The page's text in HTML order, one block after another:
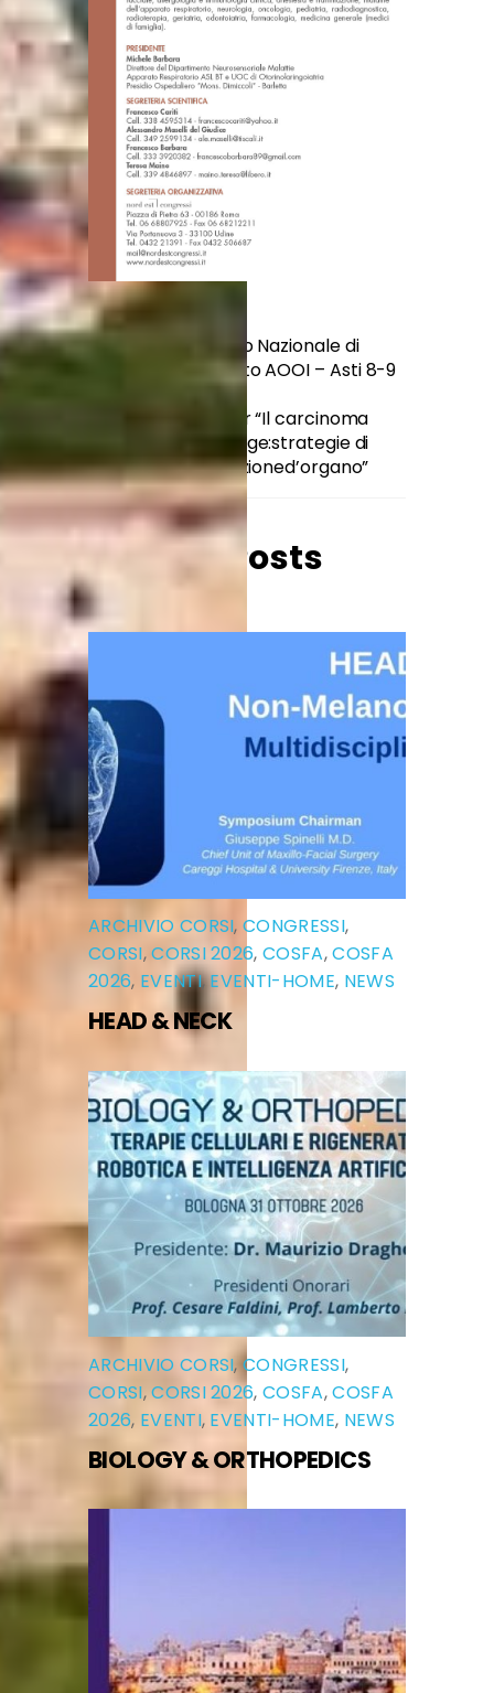
XLIV Convegno Nazionale di
Aggiornamento AOOI – Asti 8-9
ottobre 2021
AIOCC – Webinar “Il carcinoma
della laringe:strategie di
preservazioned’organo”
Related Posts
ARCHIVIO CORSI,CONGRESSI,
CORSI,CORSI 2026,COSFA,COSFA
2026, EVENTI,EVENTI-HOME, NEWS
HEAD & NECK
ARCHIVIO CORSI,CONGRESSI,
CORSI,CORSI 2026,COSFA,COSFA
2026, EVENTI, EVENTI-HOME, NEWS
BIOLOGY & ORTHOPEDICS